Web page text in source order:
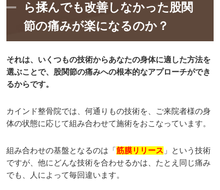
ら揉んでも改善しなかった股関
節の痛みが楽になるのか？
それは、いくつもの技術からあなたの身体に適した方法を
選ぶことで、股関節の痛みへの根本的なアプローチができ
るからです。
カインド整骨院では、何通りもの技術を、ご来院者様の身
体の状態に応じて組み合わせて施術をおこなっています。
組み合わせの基盤となるのは「筋膜リリース 」という技術
ですが、他にどんな技術を合わせるかは、たとえ同じ痛み
でも、人によって毎回違います。